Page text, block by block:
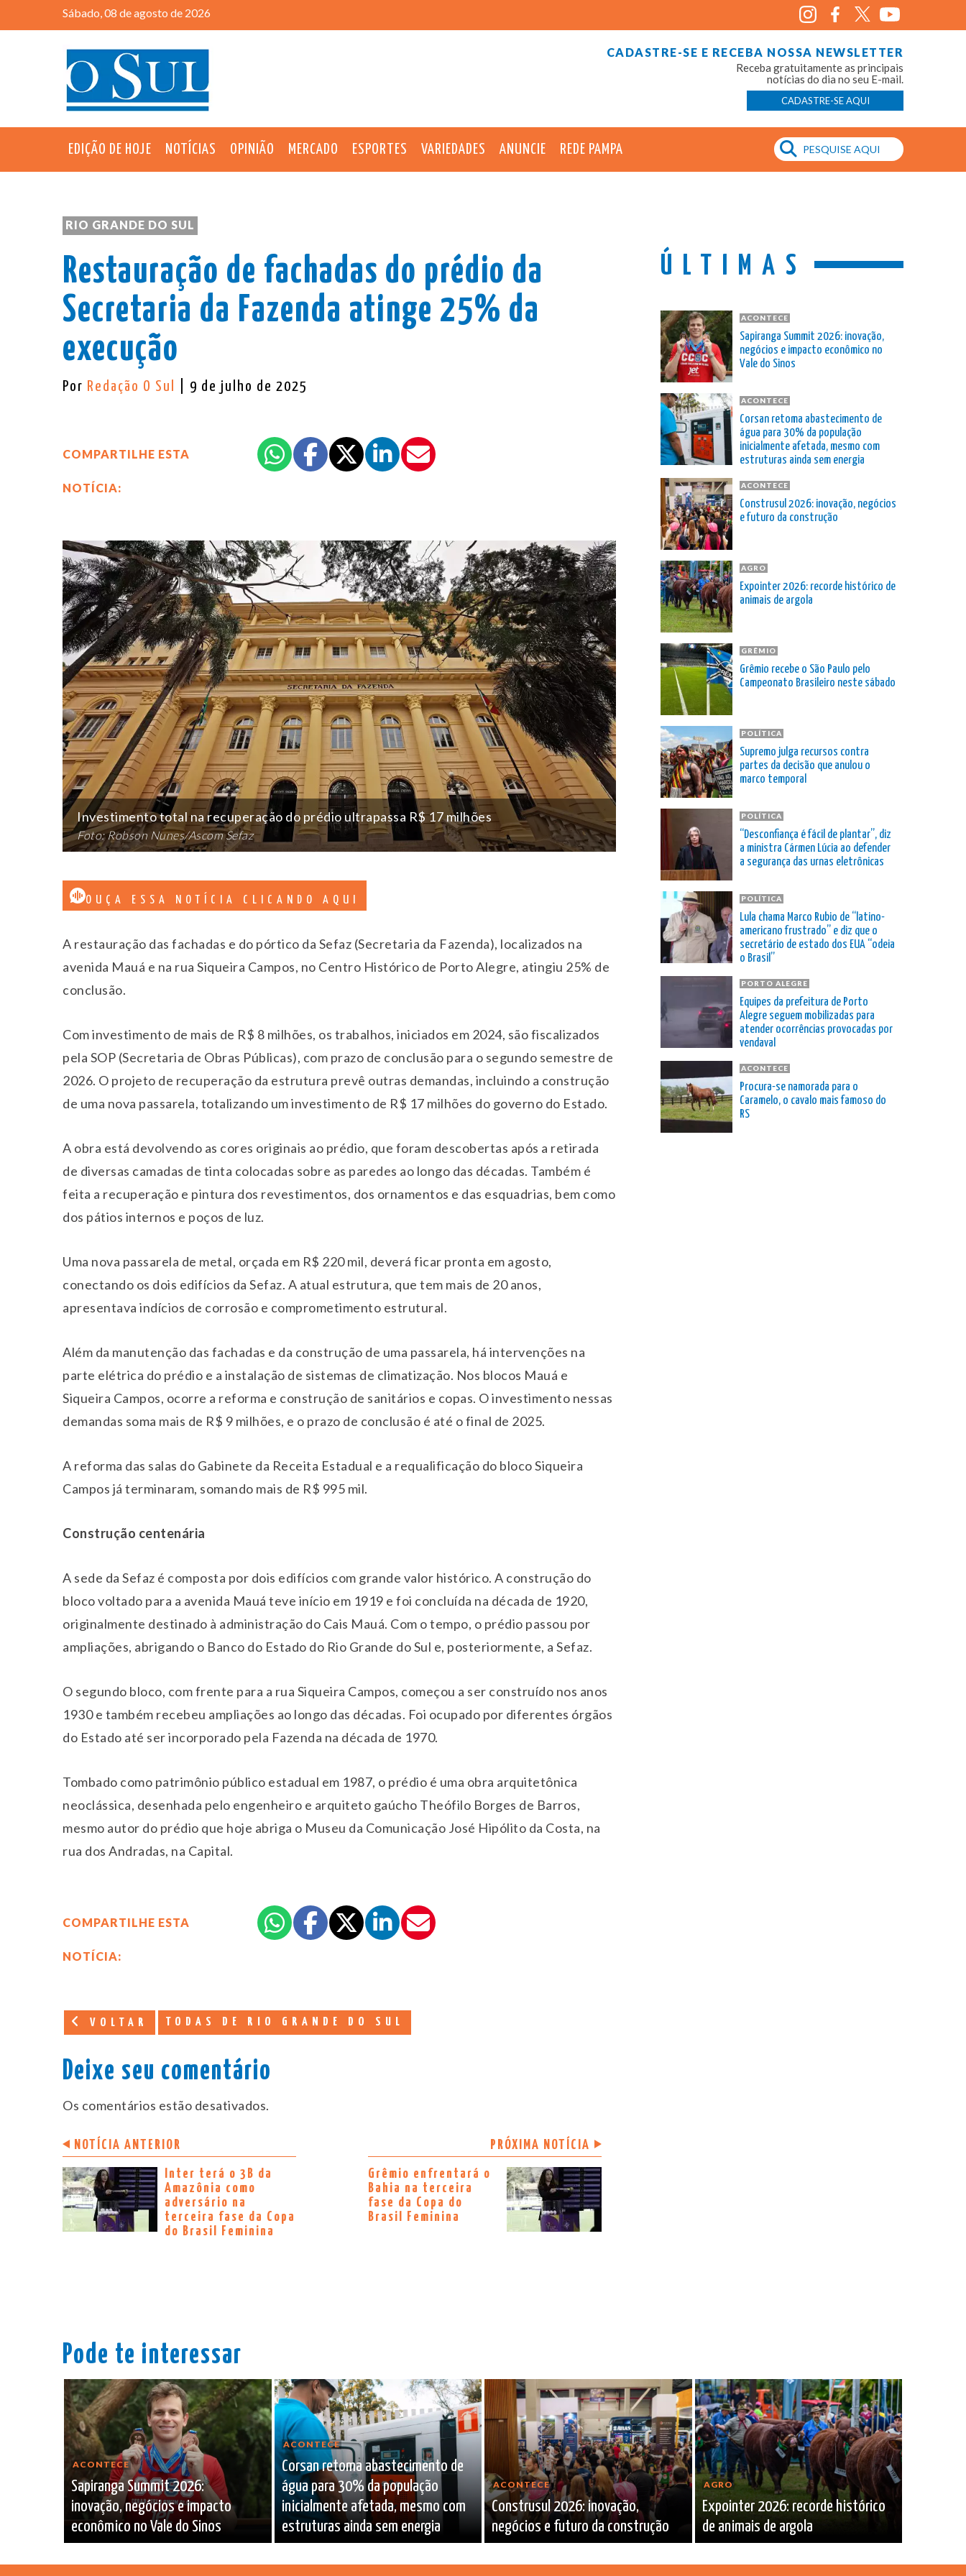
Sábado, 08 de agosto de 2026
CADASTRE-SE E RECEBA NOSSA NEWSLETTER
Receba gratuitamente as principais
notícias do dia no seu E-mail.
CADASTRE-SE AQUI
EDIÇÃO DE HOJE NOTÍCIAS OPINIÃO MERCADO ESPORTES VARIEDADES ANUNCIE REDE PAMPA
RIO GRANDE DO SUL
Restauração de fachadas do prédio da
Secretaria da Fazenda atinge 25% da
execução
Por Redação O Sul | 9 de julho de 2025
COMPARTILHE ESTA
NOTÍCIA:
Investimento total na recuperação do prédio ultrapassa R$ 17 milhões
Foto: Robson Nunes/Ascom Sefaz
OUÇA ESSA NOTÍCIA CLICANDO AQUI
A restauração das fachadas e do pórtico da Sefaz (Secretaria da Fazenda), localizados na
avenida Mauá e na rua Siqueira Campos, no Centro Histórico de Porto Alegre, atingiu 25% de
conclusão.
Com investimento de mais de R$ 8 milhões, os trabalhos, iniciados em 2024, são fiscalizados
pela SOP (Secretaria de Obras Públicas), com prazo de conclusão para o segundo semestre de
2026. O projeto de recuperação da estrutura prevê outras demandas, incluindo a construção
de uma nova passarela, totalizando um investimento de R$ 17 milhões do governo do Estado.
A obra está devolvendo as cores originais ao prédio, que foram descobertas após a retirada
de diversas camadas de tinta colocadas sobre as paredes ao longo das décadas. Também é
feita a recuperação e pintura dos revestimentos, dos ornamentos e das esquadrias, bem como
dos pátios internos e poços de luz.
Uma nova passarela de metal, orçada em R$ 220 mil, deverá ficar pronta em agosto,
conectando os dois edifícios da Sefaz. A atual estrutura, que tem mais de 20 anos,
apresentava indícios de corrosão e comprometimento estrutural.
Além da manutenção das fachadas e da construção de uma passarela, há intervenções na
parte elétrica do prédio e a instalação de sistemas de climatização. Nos blocos Mauá e
Siqueira Campos, ocorre a reforma e construção de sanitários e copas. O investimento nessas
demandas soma mais de R$ 9 milhões, e o prazo de conclusão é até o final de 2025.
A reforma das salas do Gabinete da Receita Estadual e a requalificação do bloco Siqueira
Campos já terminaram, somando mais de R$ 995 mil.
Construção centenária
A sede da Sefaz é composta por dois edifícios com grande valor histórico. A construção do
bloco voltado para a avenida Mauá teve início em 1919 e foi concluída na década de 1920,
originalmente destinado à administração do Cais Mauá. Com o tempo, o prédio passou por
ampliações, abrigando o Banco do Estado do Rio Grande do Sul e, posteriormente, a Sefaz.
O segundo bloco, com frente para a rua Siqueira Campos, começou a ser construído nos anos
1930 e também recebeu ampliações ao longo das décadas. Foi ocupado por diferentes órgãos
do Estado até ser incorporado pela Fazenda na década de 1970.
Tombado como patrimônio público estadual em 1987, o prédio é uma obra arquitetônica
neoclássica, desenhada pelo engenheiro e arquiteto gaúcho Theófilo Borges de Barros,
mesmo autor do prédio que hoje abriga o Museu da Comunicação José Hipólito da Costa, na
rua dos Andradas, na Capital.
COMPARTILHE ESTA
NOTÍCIA:
VOLTAR TODAS DE RIO GRANDE DO SUL
Deixe seu comentário
Os comentários estão desativados.
NOTÍCIA ANTERIOR
Inter terá o 3B da
Amazônia como
adversário na
terceira fase da Copa
do Brasil Feminina
PRÓXIMA NOTÍCIA
Grêmio enfrentará o
Bahia na terceira
fase da Copa do
Brasil Feminina
ÚLTIMAS
ACONTECE
Sapiranga Summit 2026: inovação,
negócios e impacto econômico no
Vale do Sinos
ACONTECE
Corsan retoma abastecimento de
água para 30% da população
inicialmente afetada, mesmo com
estruturas ainda sem energia
ACONTECE
Construsul 2026: inovação, negócios
e futuro da construção
AGRO
Expointer 2026: recorde histórico de
animais de argola
GRÊMIO
Grêmio recebe o São Paulo pelo
Campeonato Brasileiro neste sábado
POLÍTICA
Supremo julga recursos contra
partes da decisão que anulou o
marco temporal
POLÍTICA
“Desconfiança é fácil de plantar”, diz
a ministra Cármen Lúcia ao defender
a segurança das urnas eletrônicas
POLÍTICA
Lula chama Marco Rubio de “latino-
americano frustrado” e diz que o
secretário de estado dos EUA “odeia
o Brasil”
PORTO ALEGRE
Equipes da prefeitura de Porto
Alegre seguem mobilizadas para
atender ocorrências provocadas por
vendaval
ACONTECE
Procura-se namorada para o
Caramelo, o cavalo mais famoso do
RS
Pode te interessar
ACONTECE
Sapiranga Summit 2026:
inovação, negócios e impacto
econômico no Vale do Sinos
ACONTECE
Corsan retoma abastecimento de
água para 30% da população
inicialmente afetada, mesmo com
estruturas ainda sem energia
ACONTECE
Construsul 2026: inovação,
negócios e futuro da construção
AGRO
Expointer 2026: recorde histórico
de animais de argola